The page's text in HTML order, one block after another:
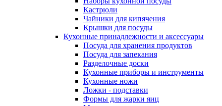
Кастрюли
Чайники для кипячения
Крышки для посуды
Кухонные принадлежности и аксессуары
Посуда для хранения продуктов
Посуда для запекания
Разделочные доски
Кухонные приборы и инструменты
Кухонные ножи
Ложки - подставки
Формы для жарки яиц